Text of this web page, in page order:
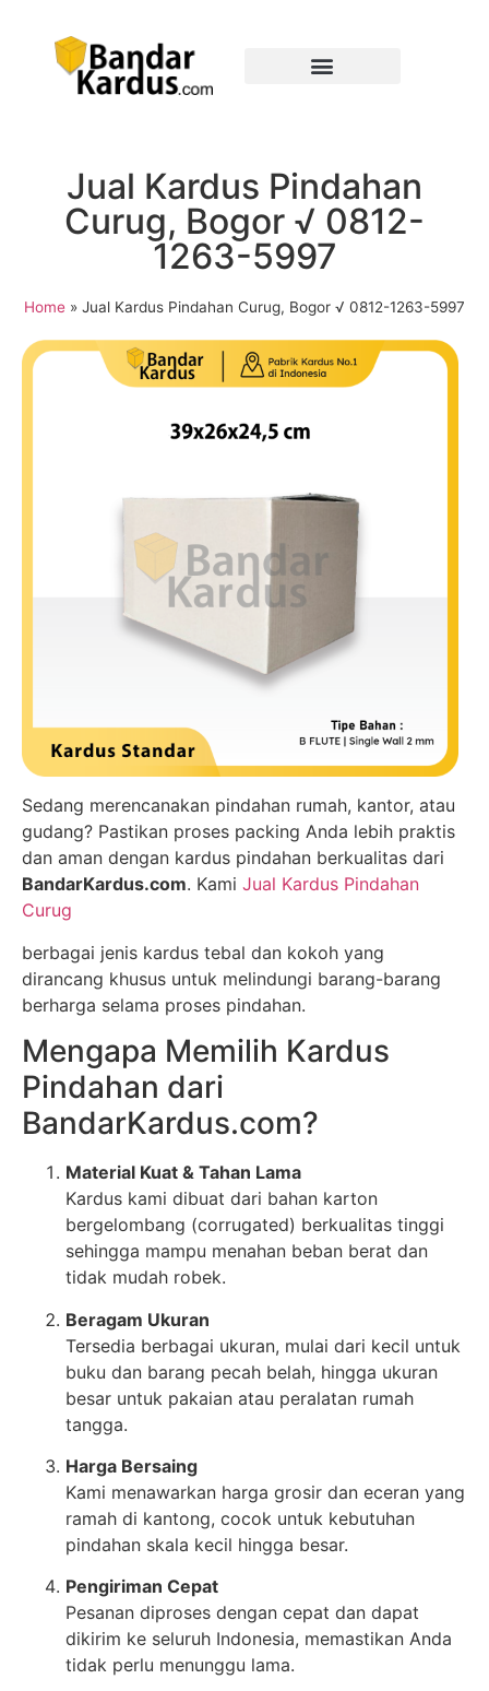
Jual Kardus Pindahan
Curug, Bogor √ 0812-
1263-5997
Home » Jual Kardus Pindahan Curug, Bogor √ 0812-1263-5997
Sedang merencanakan pindahan rumah, kantor, atau
gudang? Pastikan proses packing Anda lebih praktis
dan aman dengan kardus pindahan berkualitas dari
BandarKardus.com. Kami Jual Kardus Pindahan
Curug
berbagai jenis kardus tebal dan kokoh yang
dirancang khusus untuk melindungi barang-barang
berharga selama proses pindahan.
Mengapa Memilih Kardus
Pindahan dari
BandarKardus.com?
Material Kuat & Tahan Lama
Kardus kami dibuat dari bahan karton
bergelombang (corrugated) berkualitas tinggi
sehingga mampu menahan beban berat dan
tidak mudah robek.
Beragam Ukuran
Tersedia berbagai ukuran, mulai dari kecil untuk
buku dan barang pecah belah, hingga ukuran
besar untuk pakaian atau peralatan rumah
tangga.
Harga Bersaing
Kami menawarkan harga grosir dan eceran yang
ramah di kantong, cocok untuk kebutuhan
pindahan skala kecil hingga besar.
Pengiriman Cepat
Pesanan diproses dengan cepat dan dapat
dikirim ke seluruh Indonesia, memastikan Anda
tidak perlu menunggu lama.